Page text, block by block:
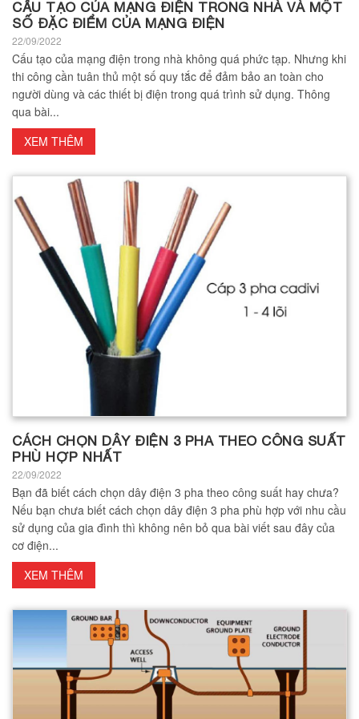
CẤU TẠO CỦA MẠNG ĐIỆN TRONG NHÀ VÀ MỘT
SỐ ĐẶC ĐIỂM CỦA MẠNG ĐIỆN
22/09/2022
Cấu tạo của mạng điện trong nhà không quá phức tạp. Nhưng khi
thi công cần tuân thủ một số quy tắc để đảm bảo an toàn cho
người dùng và các thiết bị điện trong quá trình sử dụng. Thông
qua bài...
XEM THÊM
CÁCH CHỌN DÂY ĐIỆN 3 PHA THEO CÔNG SUẤT
PHÙ HỢP NHẤT
22/09/2022
Bạn đã biết cách chọn dây điện 3 pha theo công suất hay chưa?
Nếu bạn chưa biết cách chọn dây điện 3 pha phù hợp với nhu cầu
sử dụng của gia đình thì không nên bỏ qua bài viết sau đây của
cơ điện...
XEM THÊM